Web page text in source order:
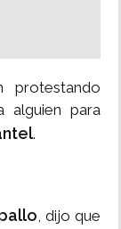
protestando
alguien para
.
, dijo que